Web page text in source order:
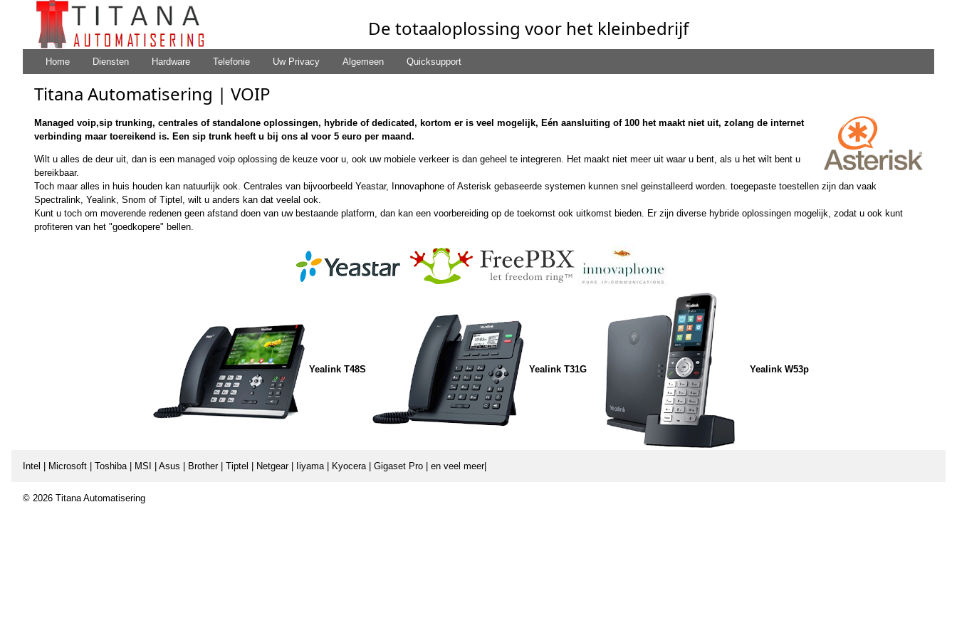
De totaaloplossing voor het kleinbedrijf
Home Diensten Hardware Telefonie Uw Privacy Algemeen Quicksupport
Titana Automatisering | VOIP
Managed voip,sip trunking, centrales of standalone oplossingen, hybride of dedicated, kortom er is veel mogelijk, Eén aansluiting of 100 het maakt niet uit, zolang de internet
verbinding maar toereikend is. Een sip trunk heeft u bij ons al voor 5 euro per maand.
Wilt u alles de deur uit, dan is een managed voip oplossing de keuze voor u, ook uw mobiele verkeer is dan geheel te integreren. Het maakt niet meer uit waar u bent, als u het wilt bent u
bereikbaar.
Toch maar alles in huis houden kan natuurlijk ook. Centrales van bijvoorbeeld Yeastar, Innovaphone of Asterisk gebaseerde systemen kunnen snel geinstalleerd worden. toegepaste toestellen zijn dan vaak
Spectralink, Yealink, Snom of Tiptel, wilt u anders kan dat veelal ook.
Kunt u toch om moverende redenen geen afstand doen van uw bestaande platform, dan kan een voorbereiding op de toekomst ook uitkomst bieden. Er zijn diverse hybride oplossingen mogelijk, zodat u ook kunt
profiteren van het "goedkopere" bellen.
Yealink T48S Yealink T31G Yealink W53p
Intel | Microsoft | Toshiba | MSI | Asus | Brother | Tiptel | Netgear | Iiyama | Kyocera | Gigaset Pro | en veel meer|
© 2026 Titana Automatisering